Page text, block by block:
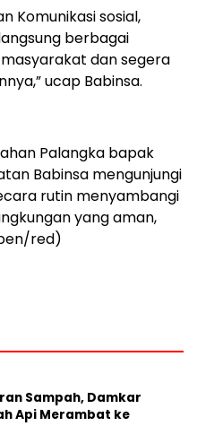
Komunikasi sosial,
berbagai
dan segera
ucap Babinsa.
Palangka bapak
Babinsa mengunjungi
rutin menyambangi
yang aman,
red)
Sampah, Damkar
Api Merambat ke